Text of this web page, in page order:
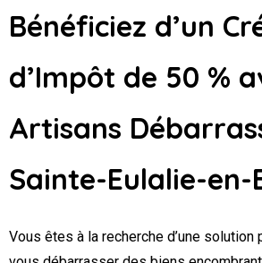
Bénéficiez d’un
d’Impôt de 50 %
Artisans
Sainte-Eulalie-en-
Vous êtes à la recherche d’une